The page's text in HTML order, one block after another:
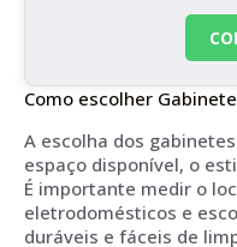
Como escolher
A escolha dos
espaço disponível, o
É importante medir o
eletrodomésticos e
duráveis e fáceis de